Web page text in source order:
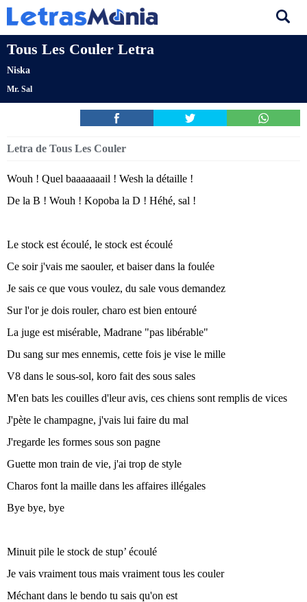
Tous Les Couler Letra
Niska
Mr. Sal
Letra de Tous Les Couler
Wouh ! Quel baaaaaaail ! Wesh la détaille !
De la B ! Wouh ! Kopoba la D ! Héhé, sal !
Le stock est écoulé, le stock est écoulé
Ce soir j'vais me saouler, et baiser dans la foulée
Je sais ce que vous voulez, du sale vous demandez
Sur l'or je dois rouler, charo est bien entouré
La juge est misérable, Madrane "pas libérable"
Du sang sur mes ennemis, cette fois je vise le mille
V8 dans le sous-sol, koro fait des sous sales
M'en bats les couilles d'leur avis, ces chiens sont remplis de vices
J'pète le champagne, j'vais lui faire du mal
J'regarde les formes sous son pagne
Guette mon train de vie, j'ai trop de style
Charos font la maille dans les affaires illégales
Bye bye, bye
Minuit pile le stock de stup’ écoulé
Je vais vraiment tous mais vraiment tous les couler
Méchant dans le bendo tu sais qu'on est